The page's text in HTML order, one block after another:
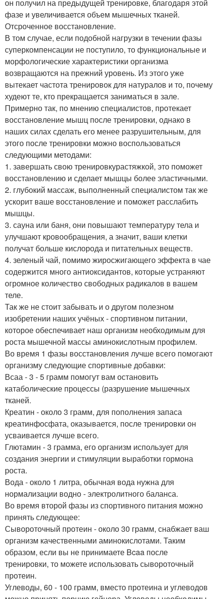
он получил на предыдущей тренировке, благодаря этой
фазе и увеличивается объем мышечных тканей.
Отсроченное восстановление.
В том случае, если подобной нагрузки в течении фазы
суперкомпенсации не поступило, то функциональные и
морфологические характеристики организма
возвращаются на прежний уровень. Из этого уже
вытекает частота тренировок для натуралов и то, почему
худеют те, кто прекращается заниматься в зале.
Примерно так, по мнению специалистов, протекает
восстановление мышц после тренировки, однако в
наших силах сделать его менее разрушительным, для
этого после тренировки можно воспользоваться
следующими методами:
1. завершать свою тренировкурастяжкой, это поможет
восстановлению и сделает мышцы более эластичными.
2. глубокий массаж, выполненный специалистом так же
ускорит ваше восстановление и поможет расслабить
мышцы.
3. сауна или баня, они повышают температуру тела и
улучшают кровообращения, а значит, ваши клетки
получат больше кислорода и питательных веществ.
4. зеленый чай, помимо жиросжигающего эффекта в чае
содержится много антиоксидантов, которые устраняют
огромное количество свободных радикалов в вашем
теле.
Так же не стоит забывать и о другом полезном
изобретении наших учёных - спортивном питании,
которое обеспечивает наш организм необходимым для
роста мышечной массы аминокислотным профилем.
Во время 1 фазы восстановления лучше всего помогают
организму следующие спортивные добавки:
Всаа - 3 - 5 грамм помогут вам остановить
катаболические процессы (разрушение мышечных
тканей.
Креатин - около 3 грамм, для пополнения запаса
креатинфосфата, оказывается, после тренировки он
усваивается лучше всего.
Глютамин - 3 грамма, его организм использует для
создания энергии и стимуляции выработки гормона
роста.
Вода - около 1 литра, обычная вода нужна для
нормализации водно - электролитного баланса.
Во время второй фазы из спортивного питания можно
принять следующее:
Сывороточный протеин - около 30 грамм, снабжает ваш
организм качественными аминокислотами. Таким
образом, если вы не принимаете Bcaa после
тренировки, то можете использовать сывороточный
протеин.
Углеводы, 60 - 100 грамм, вместо протеина и углеводов